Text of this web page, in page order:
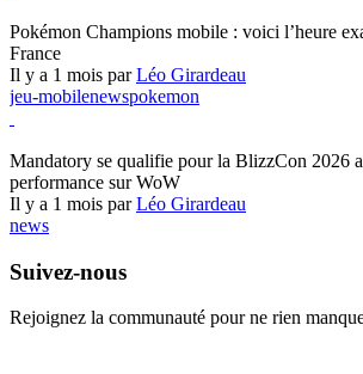
Pokémon Champions mobile : voici l’heure
France
Il y a 1 mois parLéo Girardeau
jeu-mobilenewspokemon
Mandatory se qualifie pour la BlizzCon 2026
performance sur WoW
Il y a 1 mois parLéo Girardeau
news
Suivez-nous
Rejoignez la communauté pour ne rien